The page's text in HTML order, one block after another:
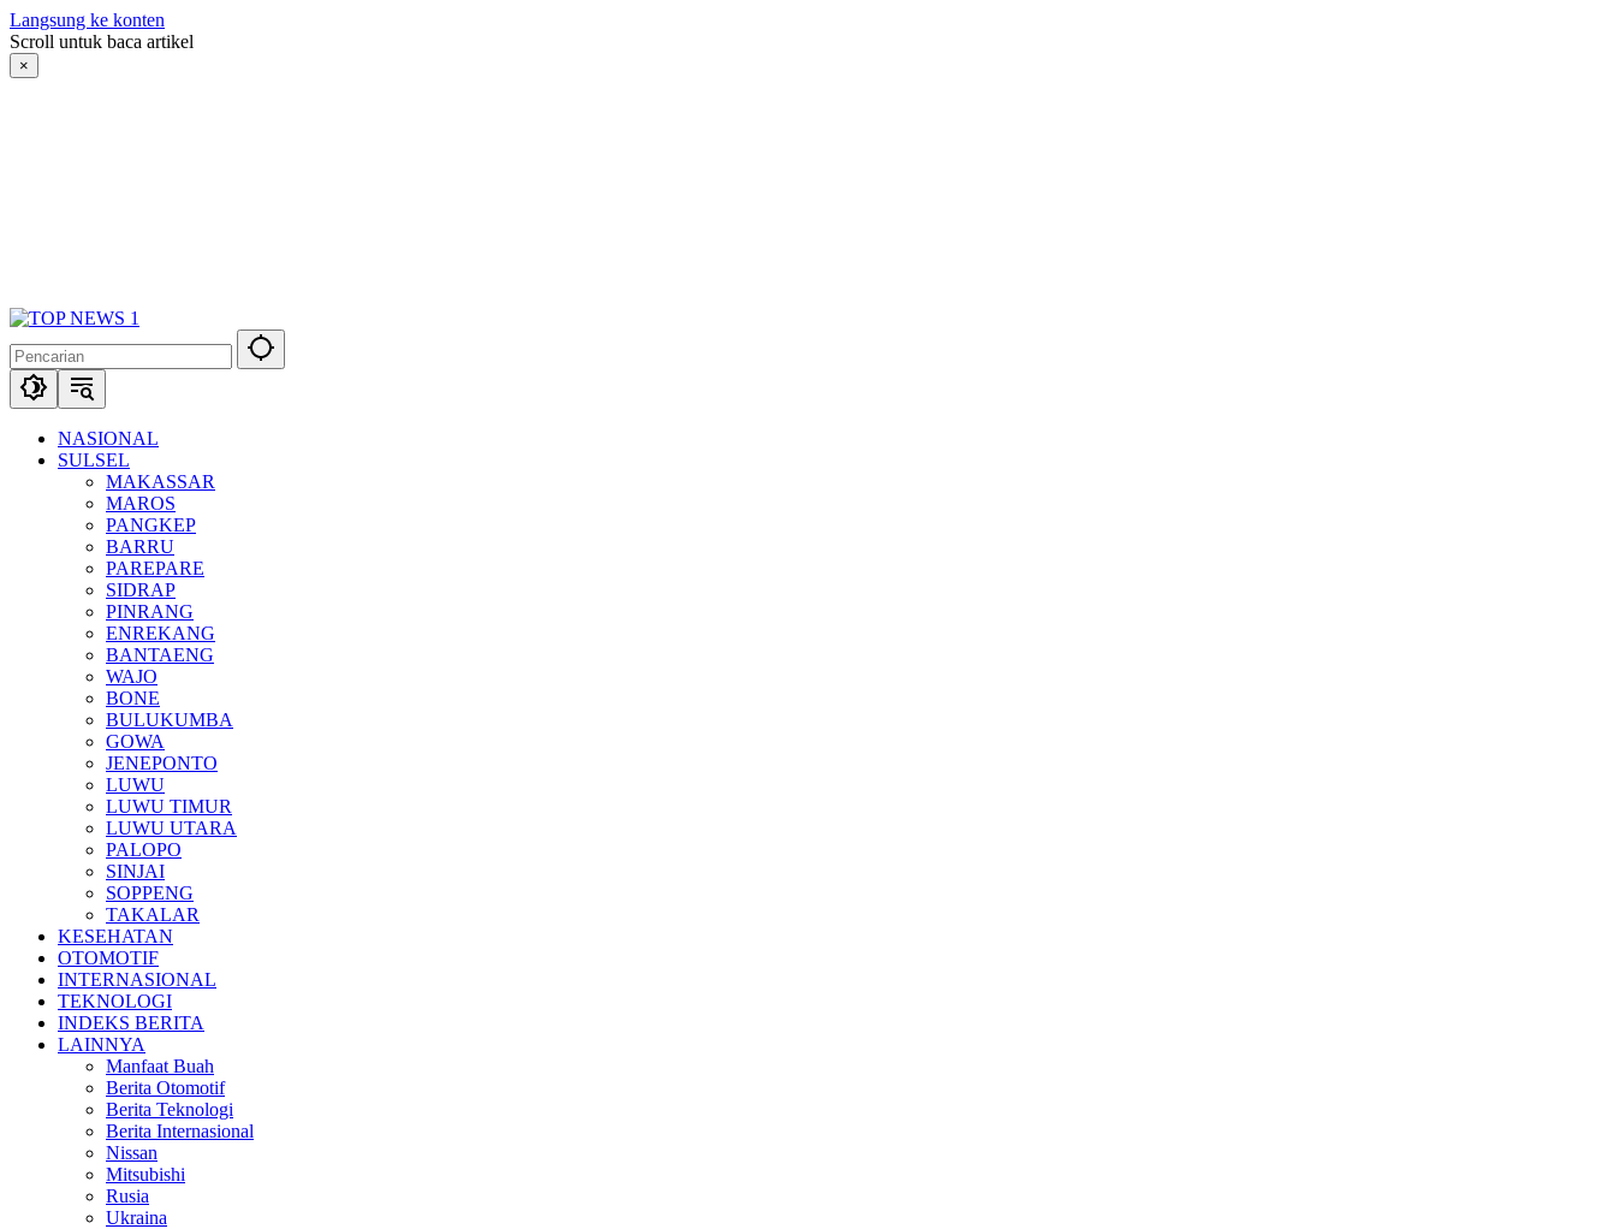
Langsung ke konten
Scroll untuk baca artikel
×
NASIONAL
SULSEL
MAKASSAR
MAROS
PANGKEP
BARRU
PAREPARE
SIDRAP
PINRANG
ENREKANG
BANTAENG
WAJO
BONE
BULUKUMBA
GOWA
JENEPONTO
LUWU
LUWU TIMUR
LUWU UTARA
PALOPO
SINJAI
SOPPENG
TAKALAR
KESEHATAN
OTOMOTIF
INTERNASIONAL
TEKNOLOGI
INDEKS BERITA
LAINNYA
Manfaat Buah
Berita Otomotif
Berita Teknologi
Berita Internasional
Nissan
Mitsubishi
Rusia
Ukraina